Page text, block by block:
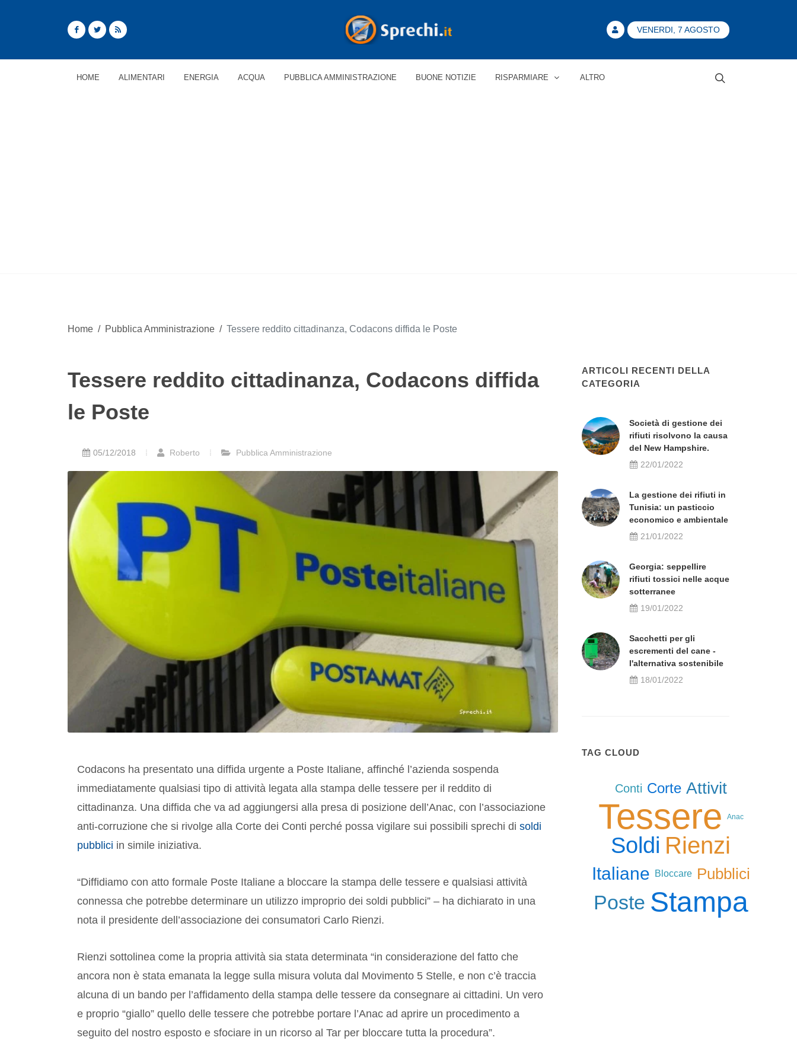
VENERDI, 7 AGOSTO
HOME ALIMENTARI ENERGIA ACQUA PUBBLICA AMMINISTRAZIONE BUONE NOTIZIE RISPARMIARE ALTRO
Home / Pubblica Amministrazione / Tessere reddito cittadinanza, Codacons diffida le Poste
Tessere reddito cittadinanza, Codacons diffida
le Poste
05/12/2018 Roberto Pubblica Amministrazione
Codacons ha presentato una diffida urgente a Poste Italiane, affinché l’azienda sospenda
immediatamente qualsiasi tipo di attività legata alla stampa delle tessere per il reddito di
cittadinanza. Una diffida che va ad aggiungersi alla presa di posizione dell’Anac, con l’associazione
anti-corruzione che si rivolge alla Corte dei Conti perché possa vigilare sui possibili sprechi di soldi
pubblici in simile iniziativa.
“Diffidiamo con atto formale Poste Italiane a bloccare la stampa delle tessere e qualsiasi attività
connessa che potrebbe determinare un utilizzo improprio dei soldi pubblici” – ha dichiarato in una
nota il presidente dell’associazione dei consumatori Carlo Rienzi.
Rienzi sottolinea come la propria attività sia stata determinata “in considerazione del fatto che
ancora non è stata emanata la legge sulla misura voluta dal Movimento 5 Stelle, e non c’è traccia
alcuna di un bando per l’affidamento della stampa delle tessere da consegnare ai cittadini. Un vero
e proprio “giallo” quello delle tessere che potrebbe portare l’Anac ad aprire un procedimento a
seguito del nostro esposto e sfociare in un ricorso al Tar per bloccare tutta la procedura”.
ARTICOLI RECENTI DELLA
CATEGORIA
Società di gestione dei
rifiuti risolvono la causa
del New Hampshire.
22/01/2022
La gestione dei rifiuti in
Tunisia: un pasticcio
economico e ambientale
21/01/2022
Georgia: seppellire
rifiuti tossici nelle acque
sotterranee
19/01/2022
Sacchetti per gli
escrementi del cane -
l'alternativa sostenibile
18/01/2022
TAG CLOUD
Conti Corte Attivit
Tessere Anac
Soldi Rienzi
Italiane Bloccare Pubblici
Poste Stampa